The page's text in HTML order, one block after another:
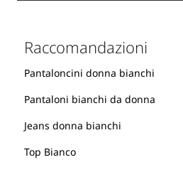
Raccomandazioni
Pantaloncini donna bianchi
Pantaloni bianchi da donna
Jeans donna bianchi
Top Bianco